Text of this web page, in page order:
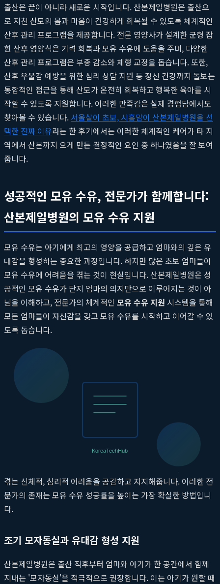
출산은 끝이 아니라 새로운 시작입니다. 산본제일병원은 출산으
로 지친 산모의 몸과 마음이 건강하게 회복될 수 있도록 체계적인
산후 관리 프로그램을 제공합니다. 전문 영양사가 설계한 균형 잡
힌 산후 영양식은 기력 회복과 모유 수유에 도움을 주며, 다양한
산후 관리 프로그램은 부종 감소와 체형 교정을 돕습니다. 또한,
산후 우울감 예방을 위한 심리 상담 지원 등 정신 건강까지 돌보는
통합적인 접근을 통해 산모가 온전히 회복하고 행복한 육아를 시
작할 수 있도록 지원합니다. 이러한 만족감은 실제 경험담에서도
찾아볼 수 있습니다. 서울살이 초보, 시흥맘이 산본제일병원을 선
택한 진짜 이유라는 한 후기에서는 이러한 체계적인 케어가 타 지
역에서 산본까지 오게 만든 결정적인 요인 중 하나였음을 잘 보여
줍니다.
성공적인 모유 수유, 전문가가 함께합니다:
산본제일병원의 모유 수유 지원
모유 수유는 아기에게 최고의 영양을 공급하고 엄마와의 깊은 유
대감을 형성하는 중요한 과정입니다. 하지만 많은 초보 엄마들이
모유 수유에 어려움을 겪는 것이 현실입니다. 산본제일병원은 성
공적인 모유 수유가 단지 엄마의 의지만으로 이루어지는 것이 아
님을 이해하고, 전문가의 체계적인 모유 수유 지원 시스템을 통해
모든 엄마들이 자신감을 갖고 모유 수유를 시작하고 이어갈 수 있
도록 돕습니다.
국제 모유 수유 전문가(IBCLC)의 1:1 코칭
산본제일병원의 가장 큰 강점 중 하나는 국제 모유 수유 전문가
(IBCLC, International Board Certified Lactation
Consultant)가 상주하며 전문적인 상담과 코칭을 제공한다는 점
입니다. 이들은 출산 직후부터 엄마의 유방 상태, 아기의 젖 물기
자세 등을 개별적으로 평가하고 1:1 맞춤형 지도를 제공합니다.
젖몸살, 유두 상처, 수유량 부족 등 수유 중에 발생할 수 있는 다양
한 문제에 대해 과학적이고 검증된 해결책을 제시하며, 엄마들이
겪는 신체적, 심리적 어려움을 공감하고 지지해줍니다. 이러한 전
문가의 존재는 모유 수유 성공률을 높이는 가장 확실한 방법입니
다.
조기 모자동실과 유대감 형성 지원
산본제일병원은 출산 직후부터 엄마와 아기가 한 공간에서 함께
지내는 '모자동실'을 적극적으로 권장합니다. 이는 아기가 원할 때